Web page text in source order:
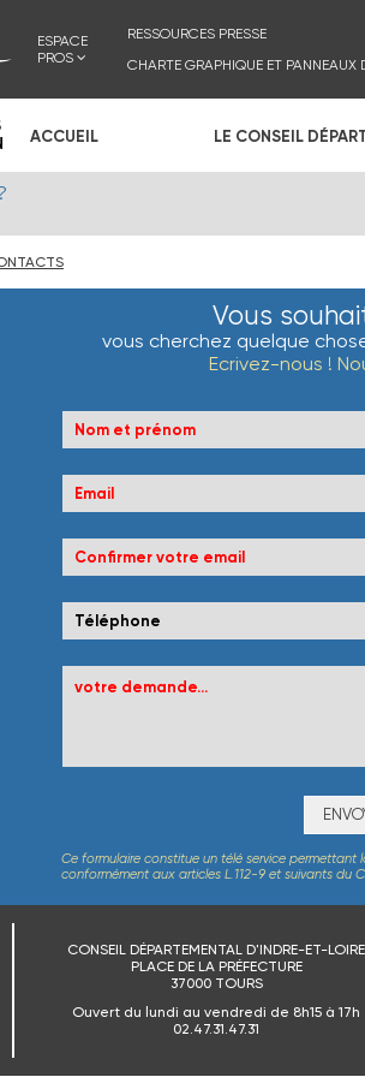
ESPACE
PROS
RESSOURCES PRESSE
CHARTE GRAPHIQUE ET
ACCUEIL LE CONSEIL
Vous
vous cherchez quelque
Ecrivez-nous !
Ce formulaire constitue un télé service
conformément aux articles L.112-9 et suivants du
CONSEIL DÉPARTEMENTAL D'INDRE-ET-LOIRE
PLACE DE LA PRÉFECTURE
37000 TOURS
Ouvert du lundi au vendredi de 8h15 à 17h
02.47.31.47.31